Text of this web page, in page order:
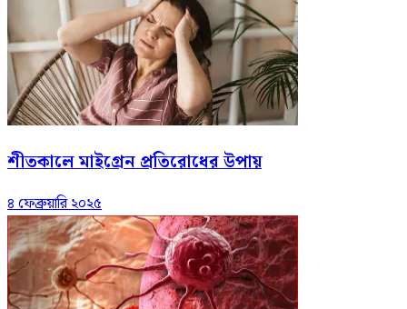
শীতকালে মাইগ্রেন প্রতিরোধের উপায়
৪ ফেব্রুয়ারি ২০২৫